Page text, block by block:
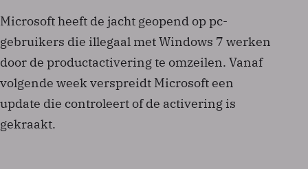
Microsoft heeft de jacht geopend op pc-
gebruikers die illegaal met Windows 7 werken
door de productactivering te omzeilen. Vanaf
volgende week verspreidt Microsoft een
update die controleert of de activering is
gekraakt.